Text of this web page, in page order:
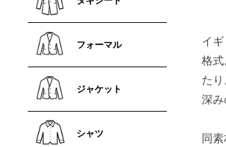
フォーマル
ジャケット
シャツ
イ
格
たり
深み
同